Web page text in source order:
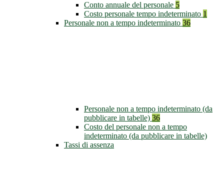
Conto annuale del personale 5
Costo personale tempo indeterminato 1
Personale non a tempo indeterminato 36
Personale non a tempo indeterminato (da
pubblicare in tabelle) 36
Costo del personale non a tempo
indeterminato (da pubblicare in tabelle)
Tassi di assenza